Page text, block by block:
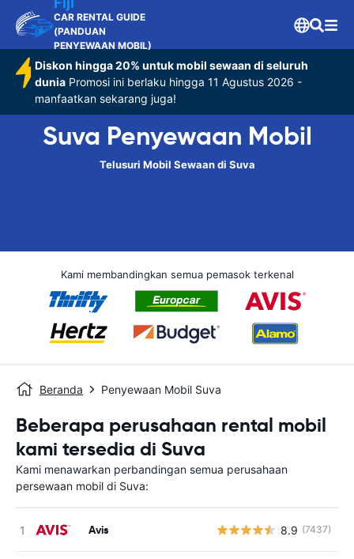
CAR RENTAL GUIDE
(PANDUAN
PENYEWAAN MOBIL)
Diskon hingga 20% untuk mobil sewaan di seluruh
dunia Promosi ini berlaku hingga 11 Agustus 2026 -
manfaatkan sekarang juga!
Suva Penyewaan Mobil
Telusuri Mobil Sewaan di Suva
Kami membandingkan semua pemasok terkenal
Beranda Penyewaan Mobil Suva
Beberapa perusahaan rental mobil
kami tersedia di Suva
Kami menawarkan perbandingan semua perusahaan
persewaan mobil di Suva:
Avis 8.9 (7437)